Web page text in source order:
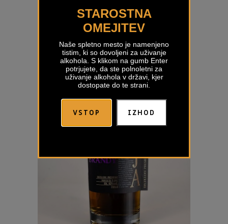
STAROSTNA
OMEJITEV
Naše spletno mesto je namenjeno
tistim, ki so dovoljeni za uživanje
alkohola. S klikom na gumb Enter
potrjujete, da ste polnoletni za
uživanje alkohola v državi, kjer
dostopate do te strani.
VSTOP IZHOD
€49,78